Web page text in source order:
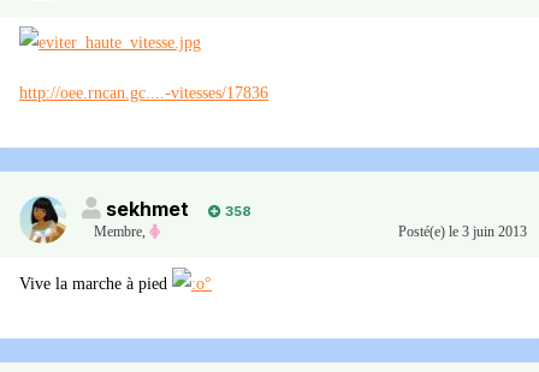
http://oee.rncan.gc....-vitesses/17836
sekhmet
358
Membre
Posté(e) le 3 juin 2013
Vive la marche à pied